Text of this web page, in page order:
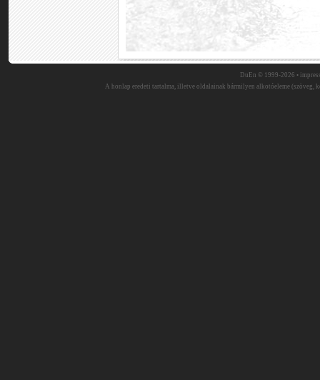
DuEn © 1999-2026 •
A honlap eredeti tartalma, illetve oldalainak bármilyen alkotóeleme (szöveg,